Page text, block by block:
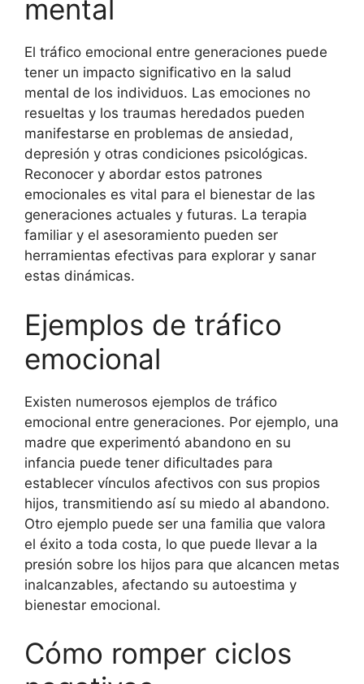
mental
El tráfico emocional entre generaciones puede
tener un impacto significativo en la salud
mental de los individuos. Las emociones no
resueltas y los traumas heredados pueden
manifestarse en problemas de ansiedad,
depresión y otras condiciones psicológicas.
Reconocer y abordar estos patrones
emocionales es vital para el bienestar de las
generaciones actuales y futuras. La terapia
familiar y el asesoramiento pueden ser
herramientas efectivas para explorar y sanar
estas dinámicas.
Ejemplos de tráfico
emocional
Existen numerosos ejemplos de tráfico
emocional entre generaciones. Por ejemplo, una
madre que experimentó abandono en su
infancia puede tener dificultades para
establecer vínculos afectivos con sus propios
hijos, transmitiendo así su miedo al abandono.
Otro ejemplo puede ser una familia que valora
el éxito a toda costa, lo que puede llevar a la
presión sobre los hijos para que alcancen metas
inalcanzables, afectando su autoestima y
bienestar emocional.
Cómo romper ciclos